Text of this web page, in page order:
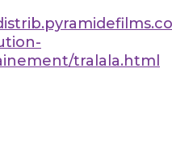
tralala.html